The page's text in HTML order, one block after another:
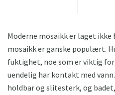
Moderne mosaikk er laget
mosaikk er ganske populært.
fuktighet, noe som er viktig
uendelig har kontakt med
holdbar og slitesterk, og